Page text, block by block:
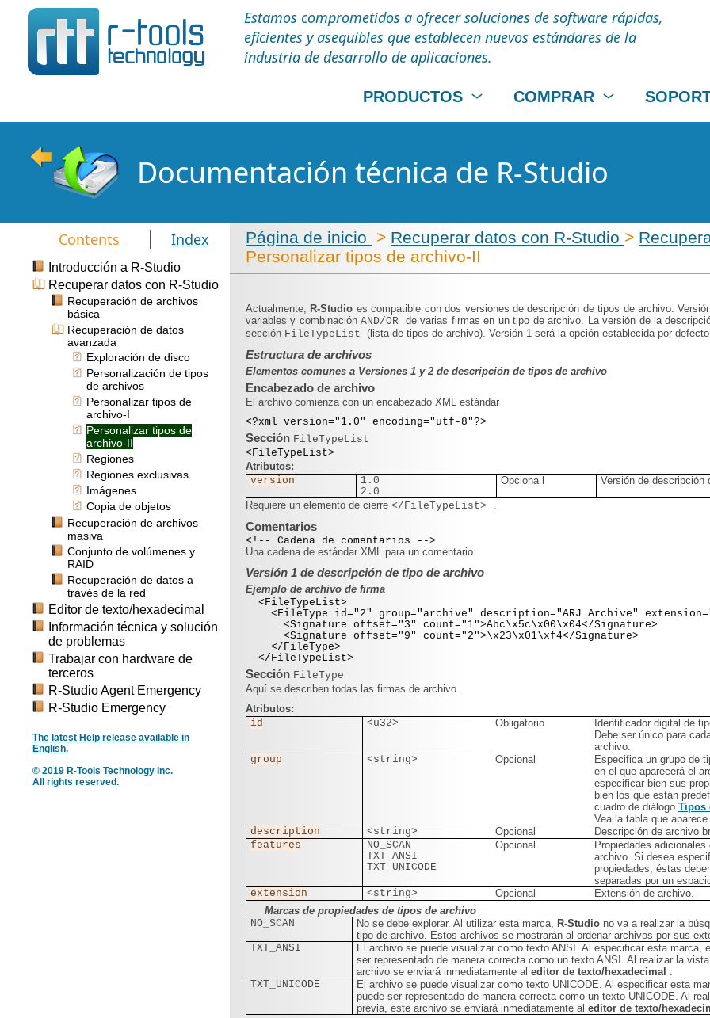
Estamos comprometidos a ofrecer soluciones de software rápidas,
eficientes y asequibles que establecen nuevos estándares de la
industria de desarrollo de aplicaciones.
PRODUCTOS COMPRAR
Documentación técnica de R-Studio
Contents Index
Introducción a R-Studio
Recuperar datos con R-Studio
Recuperación de archivos
básica
Recuperación de datos
avanzada
Exploración de disco
Personalización de tipos
de archivos
Personalizar tipos de
archivo-I
Personalizar tipos de
archivo-II
Regiones
Regiones exclusivas
Imágenes
Copia de objetos
Recuperación de archivos
masiva
Conjunto de volúmenes y
RAID
Recuperación de datos a
través de la red
Editor de texto/hexadecimal
Información técnica y solución
de problemas
Trabajar con hardware de
terceros
R-Studio Agent Emergency
R-Studio Emergency
The latest Help release available in
English.
© 2019 R-Tools Technology Inc.
All rights reserved.
Página de inicio > Recuperar datos con R-Studio >
Personalizar tipos de archivo-II
Actualmente, R-Studio es compatible con dos versiones de descripción de tipos de archivo.
variables y combinaciónAND/OR de varias firmas en un tipo de archivo. La versión de la
sección FileTypeList (lista de tipos de archivo). Versión 1 será la opción establecida por
Estructura de archivos
Elementos comunes a Versiones 1 y 2 de descripción de tipos de archivo
Encabezado de archivo
El archivo comienza con un encabezado XML estándar
<?xml version="1.0" encoding="utf-8"?>
Sección FileTypeList
<FileTypeList>
Atributos:
version
1.0
2.0
Opciona Versión de descripción
Requiere un elemento de cierre </FileTypeList> .
Comentarios
<!-- Cadena de comentarios -->
Una cadena de estándar XML para un comentario.
Versión 1 de descripción de tipo de archivo
Ejemplo de archivo de firma
<FileTypeList>
<FileType id="2" group="archive" description="ARJ Archive"
<Signature offset="3" count="1">Abc\x5c\x00\x04</Signature>
<Signature offset="9" count="2">\x23\x01\xf4</Signature>
</FileType>
</FileTypeList>
Sección FileType
Aquí se describen todas las firmas de archivo.
Atributos:
id
<u32> Obligatorio
Identificador digital de
Debe ser único para
archivo.
group
<string> Opcional
Especifica un grupo de
en el que aparecerá el
especificar bien sus
bien los que están
cuadro de diálogo Tipos
Vea la tabla que
description
<string> Opcional
Descripción de archivo
features
NO_SCAN
TXT_ANSI
TXT_UNICODE
Opcional
Propiedades adicionales
archivo. Si desea
propiedades, éstas
separadas por un
extension
<string> Opcional
Extensión de archivo.
Marcas de propiedades de tipos de archivo
NO_SCAN
No se debe explorar. Al utilizar esta marca, R-Studio no va a realizar la
tipo de archivo. Estos archivos se mostrarán al ordenar archivos por sus
TXT_ANSI
El archivo se puede visualizar como texto ANSI. Al especificar esta marca,
ser representado de manera correcta como un texto ANSI. Al realizar la
archivo se enviará inmediatamente al editor de texto/hexadecimal .
TXT_UNICODE
El archivo se puede visualizar como texto UNICODE. Al especificar esta
puede ser representado de manera correcta como un texto UNICODE. Al
previa, este archivo se enviará inmediatamente al editor de texto/